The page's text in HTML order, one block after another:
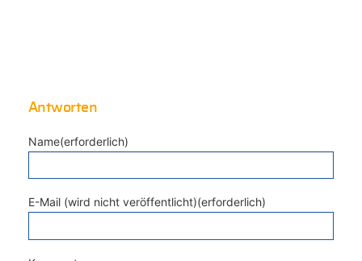
Antworten
Name(erforderlich)
E-Mail (wird nicht veröffentlicht)(erforderlich)